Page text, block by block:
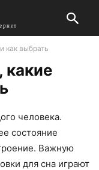
как выбрать
какие
человека.
состояние
Важную
для сна играют